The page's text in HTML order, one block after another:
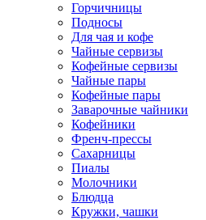
Горчичницы
Подносы
Для чая и кофе
Чайные сервизы
Кофейные сервизы
Чайные пары
Кофейные пары
Заварочные чайники
Кофейники
Френч-прессы
Сахарницы
Пиалы
Молочники
Блюдца
Кружки, чашки